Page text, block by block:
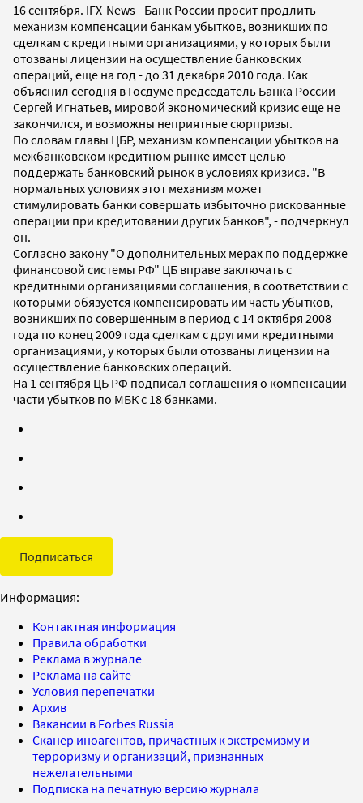
16 сентября. IFX-News - Банк России просит продлить
механизм компенсации банкам убытков, возникших по
сделкам с кредитными организациями, у которых были
отозваны лицензии на осуществление банковских
операций, еще на год - до 31 декабря 2010 года. Как
объяснил сегодня в Госдуме председатель Банка России
Сергей Игнатьев, мировой экономический кризис еще не
закончился, и возможны неприятные сюрпризы.
По словам главы ЦБР, механизм компенсации убытков на
межбанковском кредитном рынке имеет целью
поддержать банковский рынок в условиях кризиса. "В
нормальных условиях этот механизм может
стимулировать банки совершать избыточно рискованные
операции при кредитовании других банков", - подчеркнул
он.
Согласно закону "О дополнительных мерах по поддержке
финансовой системы РФ" ЦБ вправе заключать с
кредитными организациями соглашения, в соответствии с
которыми обязуется компенсировать им часть убытков,
возникших по совершенным в период с 14 октября 2008
года по конец 2009 года сделкам с другими кредитными
организациями, у которых были отозваны лицензии на
осуществление банковских операций.
На 1 сентября ЦБ РФ подписал соглашения о компенсации
части убытков по МБК с 18 банками.
Подписаться
Информация:
Контактная информация
Правила обработки
Реклама в журнале
Реклама на сайте
Условия перепечатки
Архив
Вакансии в Forbes Russia
Сканер иноагентов, причастных к экстремизму и
терроризму и организаций, признанных
нежелательными
Подписка на печатную версию журнала